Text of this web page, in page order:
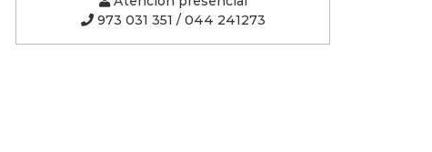
973 031 351 / 044 241273